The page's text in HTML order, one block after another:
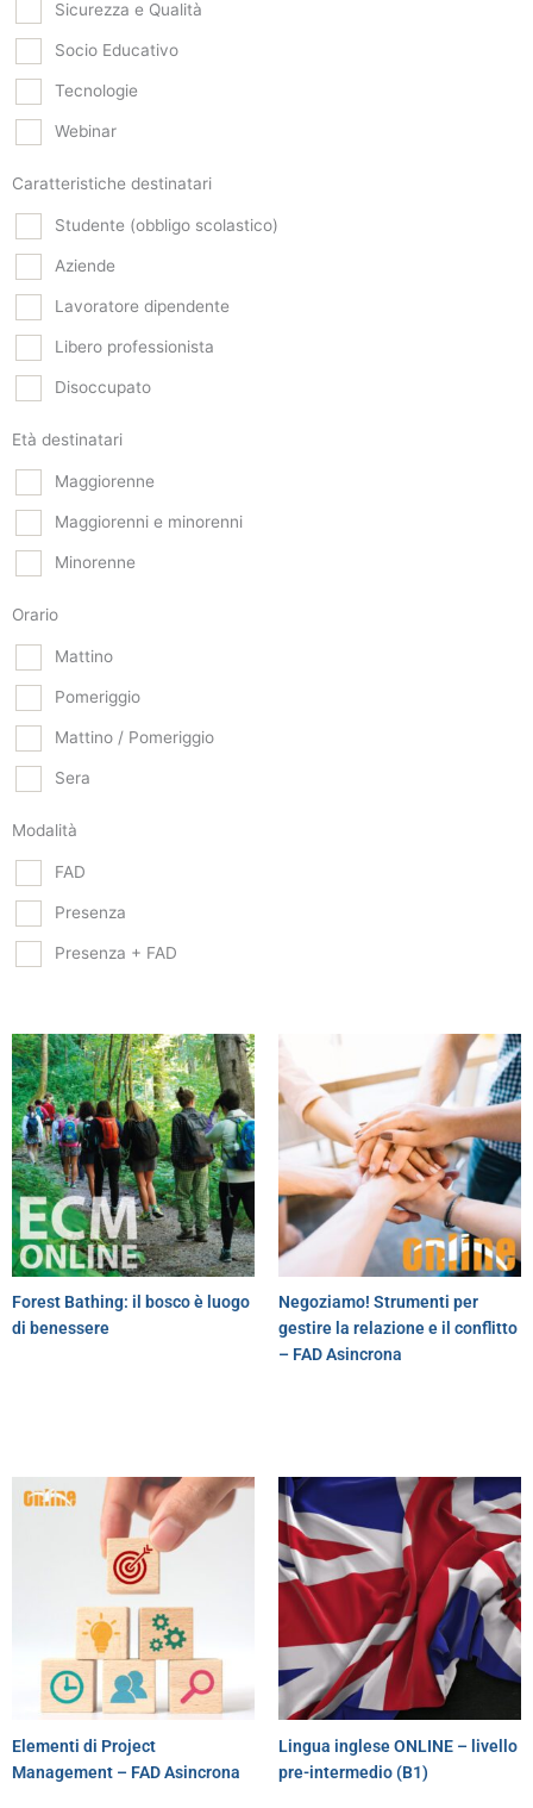
Sicurezza e Qualità
Socio Educativo
Tecnologie
Webinar
Caratteristiche destinatari
Studente (obbligo scolastico)
Aziende
Lavoratore dipendente
Libero professionista
Disoccupato
Età destinatari
Maggiorenne
Maggiorenni e minorenni
Minorenne
Orario
Mattino
Pomeriggio
Mattino / Pomeriggio
Sera
Modalità
FAD
Presenza
Presenza + FAD
Forest Bathing: il bosco è luogo
di benessere
Negoziamo! Strumenti per
gestire la relazione e il conflitto
– FAD Asincrona
Elementi di Project
Management – FAD Asincrona
Lingua inglese ONLINE – livello
pre-intermedio (B1)